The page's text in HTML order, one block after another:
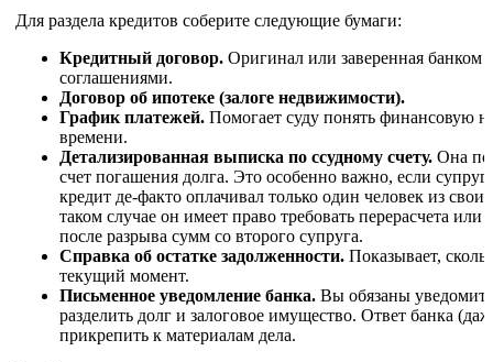
Для раздела кредитов соберите следующие бумаги:
Кредитный договор. Оригинал или заверенная
соглашениями.
Договор об ипотеке (залоге недвижимости).
График платежей. Помогает суду понять финансовую
времени.
Детализированная выписка по ссудному счету. Она
счет погашения долга. Это особенно важно, если
кредит де-факто оплачивал только один человек из
таком случае он имеет право требовать перерасчета
после разрыва сумм со второго супруга.
Справка об остатке задолженности. Показывает,
текущий момент.
Письменное уведомление банка. Вы обязаны
разделить долг и залоговое имущество. Ответ банка
прикрепить к материалам дела.